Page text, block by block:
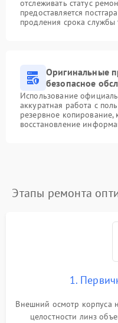
отслеживать статус
предоставляется
продления срока службы
Оригинальные
безопасное
Использование
аккуратная работа с
резервное
восстановление
Этапы ремонта
1.
Внешний осмотр корпуса
целостности линз